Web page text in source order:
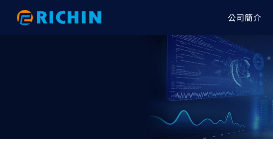
公司簡介
Knowledge Studio
網格建模與前後處理
HyperWorks
HyperMesh
HyperView
HyperGraph
以AI數據分析完成PCB鎖點位置最佳化
以AI數據分析準確地預測彈片應力｜
AI 數據分析｜車輛
以AI 完成『預測輪圈應
physicsAI
以physicsAI 預測EV
以AI數據分析模型預測
結果｜physicsAI
級：效能提升與 FE Geometry 深度整
【2026.1】自動化與客製化：Python
RTC 研討會
2025 RTC 技術亮點整
術應用大會
2024 RTC 技術亮點
與AI技術應用大會